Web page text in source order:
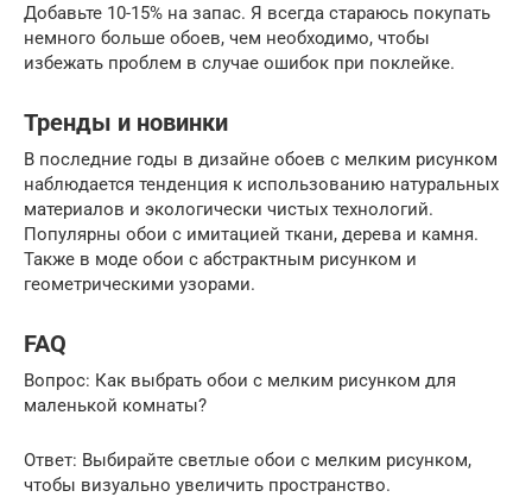
Добавьте 10-15% на запас. Я всегда стараюсь покупать
немного больше обоев, чем необходимо, чтобы
избежать проблем в случае ошибок при поклейке.
Тренды и новинки
В последние годы в дизайне обоев с мелким рисунком
наблюдается тенденция к использованию натуральных
материалов и экологически чистых технологий.
Популярны обои с имитацией ткани, дерева и камня.
Также в моде обои с абстрактным рисунком и
геометрическими узорами.
FAQ
Вопрос: Как выбрать обои с мелким рисунком для
маленькой комнаты?
Ответ: Выбирайте светлые обои с мелким рисунком,
чтобы визуально увеличить пространство.